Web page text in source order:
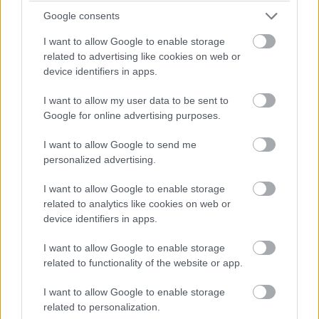
Google consents
I want to allow Google to enable storage
related to advertising like cookies on web or
device identifiers in apps.
I want to allow my user data to be sent to
Google for online advertising purposes.
I want to allow Google to send me
personalized advertising.
I want to allow Google to enable storage
related to analytics like cookies on web or
device identifiers in apps.
I want to allow Google to enable storage
related to functionality of the website or app.
I want to allow Google to enable storage
related to personalization.